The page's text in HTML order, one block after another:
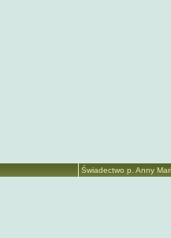
Świadectwo p. Anny